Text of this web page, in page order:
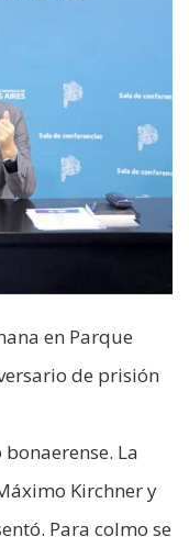
en Parque
de prisión
La
Kirchner y
Para colmo se